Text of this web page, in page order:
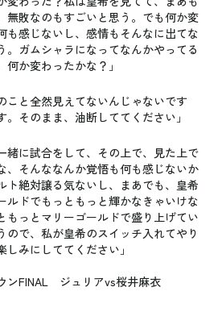
無敗なのもすごいと思う。でも何か変
も感じないし、感情もそんなに出てな
。ガムシャラになってなんかやってる
か変わったかな？」
こと全然見えてないんじゃないです
そのまま、油断しててください」
緒に試合をして、その上で、見た上で
、そんななんか覚悟も何も感じないか
ト絶対譲る気ないし、まあでも、皇希
ルドでもっともっと輝かなきゃいけな
もっとマリーゴールドで盛り上げてい
ので、私が皇希のスイッチ入れてやり
みにしててください」
FINAL　ジュリアvs桜井麻衣